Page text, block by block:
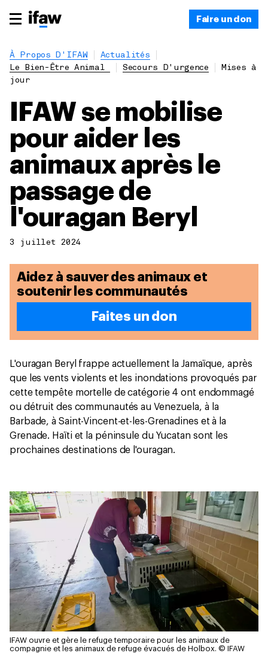
Faire un don
À Propos D'IFAW
Actualités
Le Bien-Être Animal
Secours D'urgence
Mises à
jour
IFAW se mobilise
pour aider les
animaux après le
passage de
l'ouragan Beryl
3 juillet 2024
Aidez à sauver des animaux et
soutenir les communautés
Faites un don
L'ouragan Beryl frappe actuellement la Jamaïque, après
que les vents violents et les inondations provoqués par
cette tempête mortelle de catégorie 4 ont endommagé
ou détruit des communautés au Venezuela, à la
Barbade, à Saint-Vincent-et-les-Grenadines et à la
Grenade. Haïti et la péninsule du Yucatan sont les
prochaines destinations de l'ouragan.
IFAW ouvre et gère le refuge temporaire pour les animaux de
compagnie et les animaux de refuge évacués de Holbox. © IFAW